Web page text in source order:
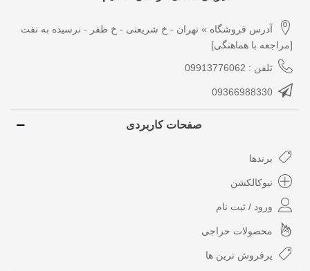
آدرس فروشگاه » تهران - خ شریعتی - خ ظفر - نرسیده به نفت
[مراجعه با هماهنگی]
تلفن : 09913776062
09366988330
صفحات کاربردی
برندها
نیوکالکشن
ورود / ثبت نام
محصولات حراجی
پرفروش ترین ها